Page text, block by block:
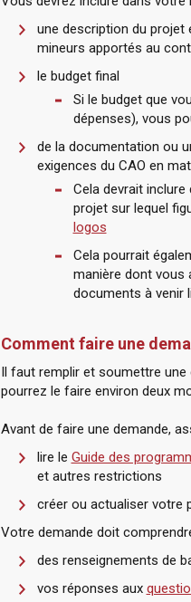
une description du
mineurs apportés au
le budget final
Si le budget que
dépenses), vous
de la documentation ou
exigences du CAO en
Cela devrait
projet sur lequel
logos
Cela pourrait
manière dont vous
documents à venir
Comment faire une
Il faut remplir et soumettre une
pourrez le faire environ deux
Avant de faire une demande,
lire le Guide des
et autres restrictions
créer ou actualiser votre
Votre demande doit
des renseignements de
vos réponses aux